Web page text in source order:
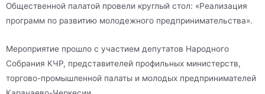
Общественной палатой провели круглый стол: «Реализация
программ по развитию молодежного предпринимательства».
Мероприятие прошло с участием депутатов Народного
Собрания КЧР, представителей профильных министерств,
торгово-промышленной палаты и молодых предпринимателей